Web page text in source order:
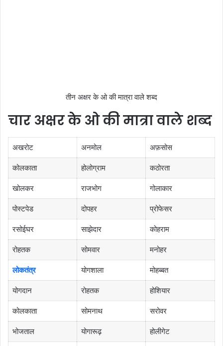
तीन अक्षर के ओ की मात्रा वाले शब्द
चार अक्षर के ओ की मात्रा वाले शब्द
अखरोट अनमोल अफ़सोस
कोलकाता होलोग्राम कठोरता
खोलकर राजभोग गोलाकार
पोस्टपेड दोपहर प्रोफेसर
रसोईघर साझेदार कोहराम
रोहतक सोमवार मनोहर
लोकतंत्र योगशाला मोहब्बत
योगदान रोहतक होशियार
कोलकाता सोमनाथ सरोवर
भोजताल योगारूढ़ होलीगेट